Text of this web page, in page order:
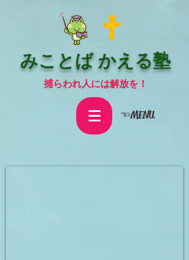
みことば かえる塾
捕らわれ人には解放を！
☜MENU